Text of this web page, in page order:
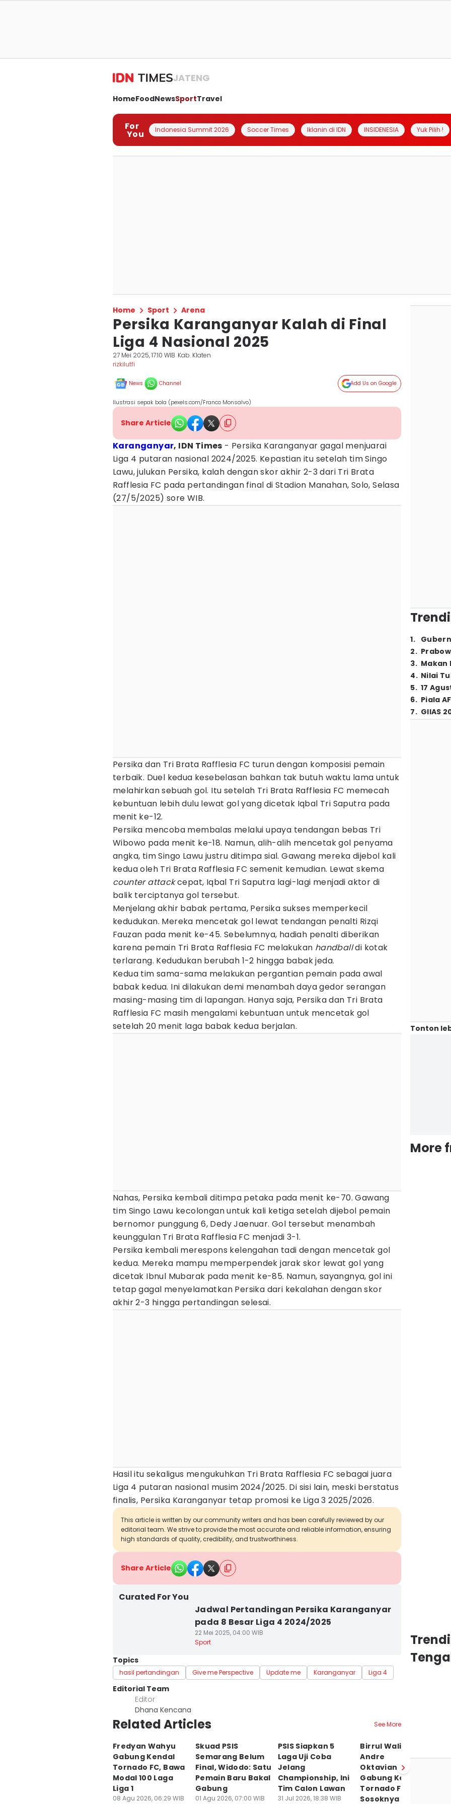
JATENG
HomeFoodNewsSportTravel
For
You Indonesia Summit 2026 Soccer Times Iklanin di IDN INSIDENESIA Yuk Pilih !
Home Sport Arena
Persika Karanganyar Kalah di Final
Liga 4 Nasional 2025
27 Mei 2025, 17:10 WIB Kab. Klaten
rizkilutfi
News Channel Add Us on Google
Ilustrasi sepak bola (pexels.com/Franco Monsalvo)
Share Article
Karanganyar, IDN Times - Persika Karanganyar gagal menjuarai
Liga 4 putaran nasional 2024/2025. Kepastian itu setelah tim Singo
Lawu, julukan Persika, kalah dengan skor akhir 2-3 dari Tri Brata
Rafflesia FC pada pertandingan final di Stadion Manahan, Solo, Selasa
(27/5/2025) sore WIB.
Persika dan Tri Brata Rafflesia FC turun dengan komposisi pemain
terbaik. Duel kedua kesebelasan bahkan tak butuh waktu lama untuk
melahirkan sebuah gol. Itu setelah Tri Brata Rafflesia FC memecah
kebuntuan lebih dulu lewat gol yang dicetak Iqbal Tri Saputra pada
menit ke-12.
Persika mencoba membalas melalui upaya tendangan bebas Tri
Wibowo pada menit ke-18. Namun, alih-alih mencetak gol penyama
angka, tim Singo Lawu justru ditimpa sial. Gawang mereka dijebol kali
kedua oleh Tri Brata Rafflesia FC semenit kemudian. Lewat skema
counter attackcepat, Iqbal Tri Saputra lagi-lagi menjadi aktor di
balik terciptanya gol tersebut.
Menjelang akhir babak pertama, Persika sukses memperkecil
kedudukan. Mereka mencetak gol lewat tendangan penalti Rizqi
Fauzan pada menit ke-45. Sebelumnya, hadiah penalti diberikan
karena pemain Tri Brata Rafflesia FC melakukan handballdi kotak
terlarang. Kedudukan berubah 1-2 hingga babak jeda.
Kedua tim sama-sama melakukan pergantian pemain pada awal
babak kedua. Ini dilakukan demi menambah daya gedor serangan
masing-masing tim di lapangan. Hanya saja, Persika dan Tri Brata
Rafflesia FC masih mengalami kebuntuan untuk mencetak gol
setelah 20 menit laga babak kedua berjalan.
Nahas, Persika kembali ditimpa petaka pada menit ke-70. Gawang
tim Singo Lawu kecolongan untuk kali ketiga setelah dijebol pemain
bernomor punggung 6, Dedy Jaenuar. Gol tersebut menambah
keunggulan Tri Brata Rafflesia FC menjadi 3-1.
Persika kembali merespons kelengahan tadi dengan mencetak gol
kedua. Mereka mampu memperpendek jarak skor lewat gol yang
dicetak Ibnul Mubarak pada menit ke-85. Namun, sayangnya, gol ini
tetap gagal menyelamatkan Persika dari kekalahan dengan skor
akhir 2-3 hingga pertandingan selesai.
Hasil itu sekaligus mengukuhkan Tri Brata Rafflesia FC sebagai juara
Liga 4 putaran nasional musim 2024/2025. Di sisi lain, meski berstatus
finalis, Persika Karanganyar tetap promosi ke Liga 3 2025/2026.
This article is written by our community writers and has been carefully reviewed by our
editorial team. We strive to provide the most accurate and reliable information, ensuring
high standards of quality, credibility, and trustworthiness.
Share Article
Curated For You
Jadwal Pertandingan Persika Karanganyar
pada 8 Besar Liga 4 2024/2025
22 Mei 2025, 04:00 WIB
Sport
Topics
hasil pertandingan Give me Perspective Update me Karanganyar Liga 4
Editorial Team
Editor
Dhana Kencana
Related Articles See More
Fredyan Wahyu
Gabung Kendal
Tornado FC, Bawa
Modal 100 Laga
Liga 1
08 Agu 2026, 06:29 WIB
Skuad PSIS
Semarang Belum
Final, Widodo: Satu
Pemain Baru Bakal
Gabung
01 Agu 2026, 07:00 WIB
PSIS Siapkan 5
Laga Uji Coba
Jelang
Championship, Ini
Tim Calon Lawan
31 Jul 2026, 18:38 WIB
Birrul Walidain dan
Andre
Oktaviansyah
Gabung Kendal
Tornado FC, Begini
Sosoknya
1.
2.
3. Makan
4. Nilai
5. 17
6. Piala
7. GIIAS
Tonton
More